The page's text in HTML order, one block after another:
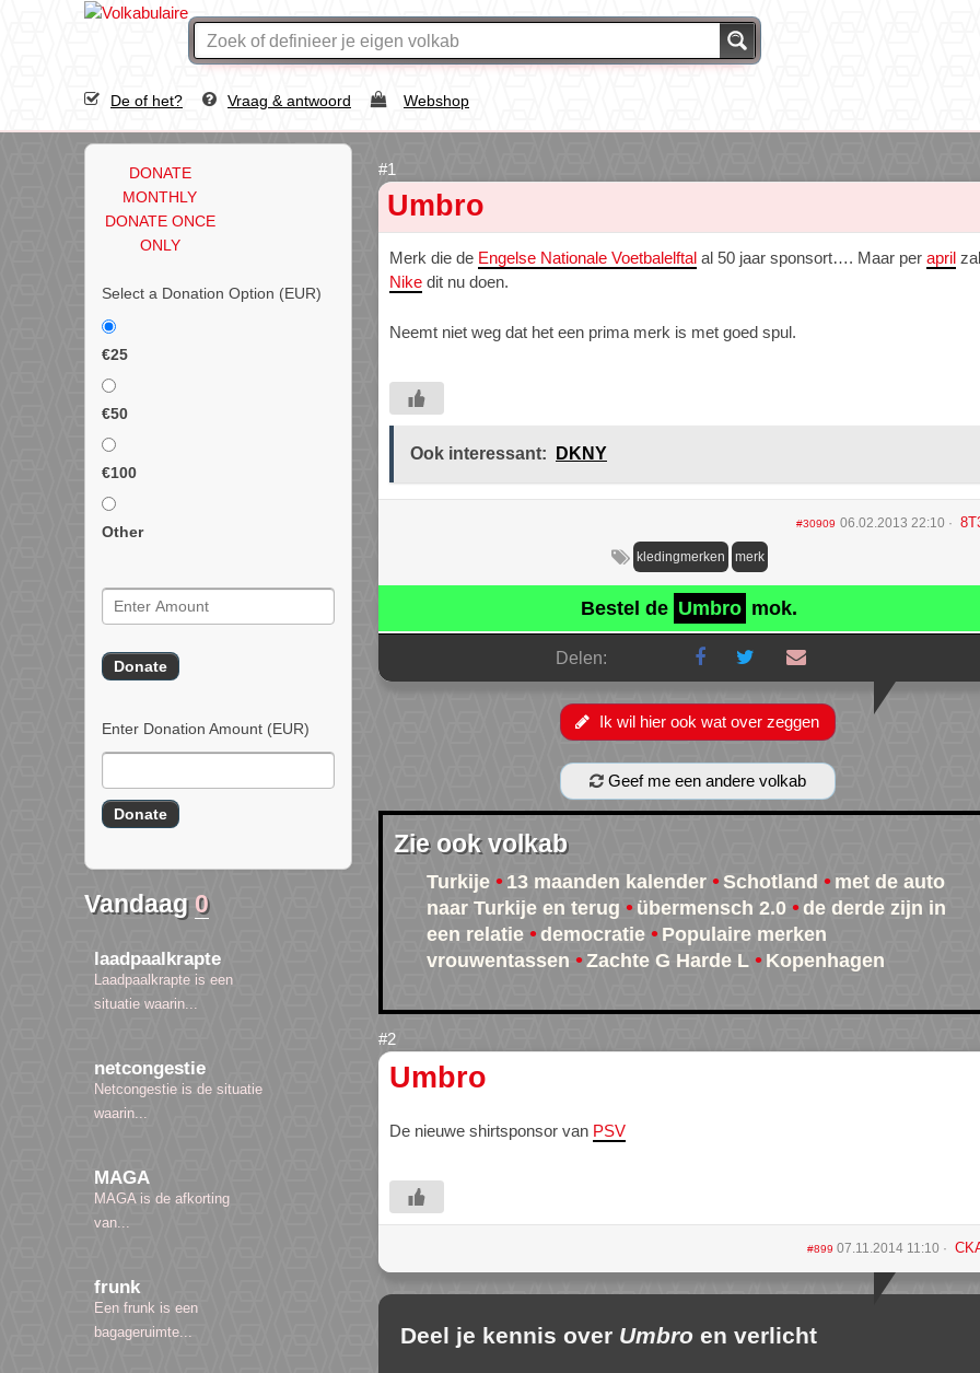
De of het? Vraag & antwoord Webshop
DONATE
MONTHLY
DONATE ONCE
ONLY
Select a Donation Option (EUR)
€25
€50
€100
Other
Enter Donation Amount (EUR)
Vandaag 0
laadpaalkrapte
Laadpaalkrapte is een
situatie waarin...
netcongestie
Netcongestie is de situatie
waarin...
MAGA
MAGA is de afkorting
van...
frunk
Een frunk is een
bagageruimte...
Umbro
Merk die de Engelse Nationale Voetbalelftal al 50 jaar sponsort…. Maar per april zal
Nike dit nu doen.
Neemt niet weg dat het een prima merk is met goed spul.
Ook interessant: DKNY
#30909 06.02.2013 22:10
kledingmerken merk
Bestel de Umbro mok.
Delen:
Ik wil hier ook wat over zeggen
Geef me een andere volkab
Zie ook volkab
Turkije 13 maanden kalender Schotland
met de auto
naar Turkije en terug
übermensch 2.0
de derde zijn in
een relatie
democratie
Populaire merken
vrouwentassen
Zachte G Harde L Kopenhagen
Umbro
De nieuwe shirtsponsor van PSV
#89907.11.2014 11:10
Deel je kennis over Umbro en verlicht